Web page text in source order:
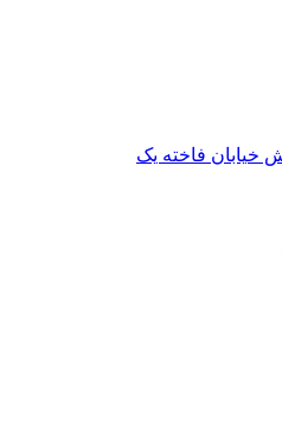
خیابان فاخته یک